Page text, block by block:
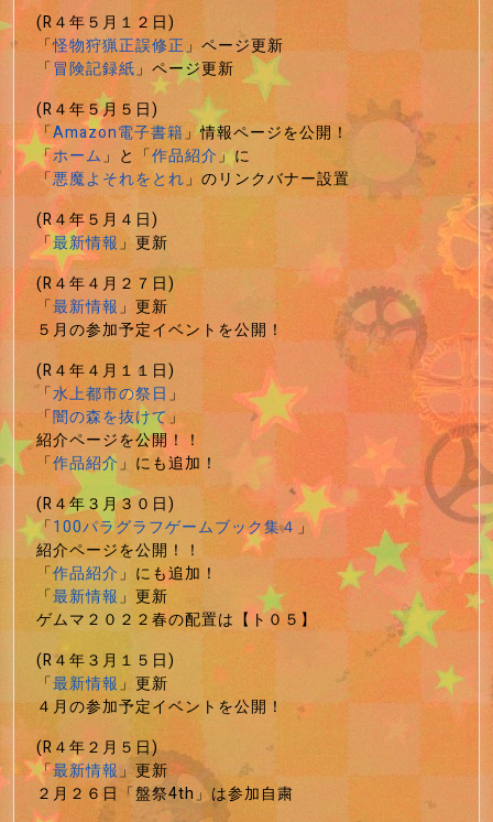
(R４年５月１２日)
「怪物狩猟正誤修正」ページ更新
「冒険記録紙」ページ更新
(R４年５月５日)
「Amazon電子書籍」情報ページを公開！
「ホーム」と「作品紹介」に
「悪魔よそれをとれ」のリンクバナー設置
(R４年５月４日)
「最新情報」更新
(R４年４月２７日)
「最新情報」更新
５月の参加予定イベントを公開！
(R４年４月１１日)
「水上都市の祭日」
「闇の森を抜けて」
紹介ページを公開！！
「作品紹介」にも追加！
(R４年３月３０日)
「100パラグラフゲームブック集４ 」
紹介ページを公開！！
「作品紹介」にも追加！
「最新情報」更新
ゲムマ２０２２春の配置は【ト０５】
(R４年３月１５日)
「最新情報」更新
４月の参加予定イベントを公開！
(R４年２月５日)
「最新情報」更新
２月２６日「盤祭4th」は参加自粛